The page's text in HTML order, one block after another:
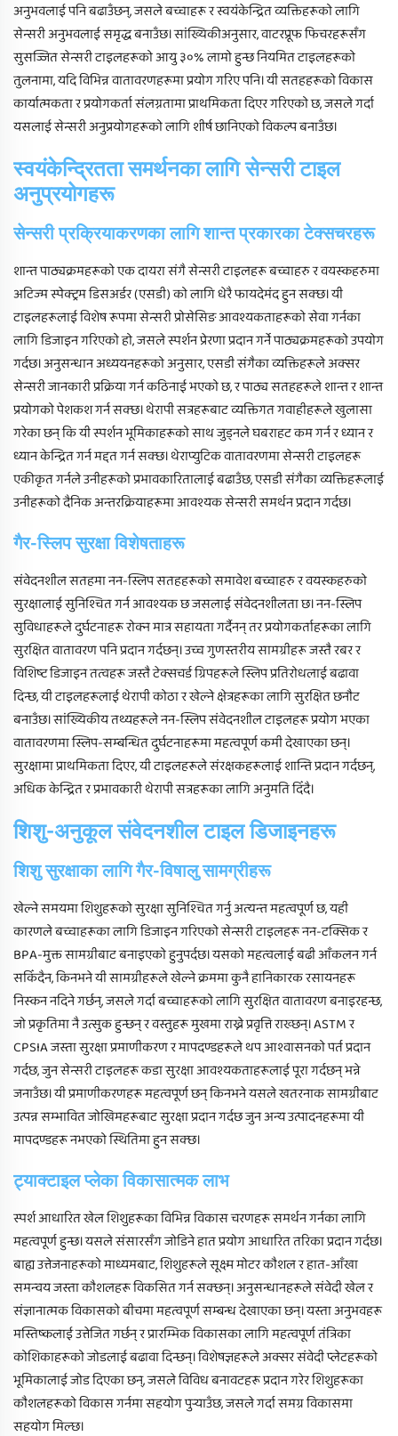
अनुभवलाई पनि बढाउँछन्, जसले बच्चाहरू र स्वयंकेन्द्रित व्यक्तिहरूको लागि
सेन्सरी अनुभवलाई समृद्ध बनाउँछ। सांख्यिकीअनुसार, वाटरप्रूफ फिचरहरूसँग
सुसज्जित सेन्सरी टाइलहरूको आयु ३०% लामो हुन्छ नियमित टाइलहरूको
तुलनामा, यदि विभिन्न वातावरणहरूमा प्रयोग गरिए पनि। यी सतहहरूको विकास
कार्यात्मकता र प्रयोगकर्ता संलग्नतामा प्राथमिकता दिएर गरिएको छ, जसले गर्दा
यसलाई सेन्सरी अनुप्रयोगहरूको लागि शीर्ष छानिएको विकल्प बनाउँछ।
स्वयंकेन्द्रितता समर्थनका लागि सेन्सरी टाइल
अनुप्रयोगहरू
सेन्सरी प्रक्रियाकरणका लागि शान्त प्रकारका टेक्सचरहरू
शान्त पाठ्यक्रमहरूको एक दायरा संगै सेन्सरी टाइलहरू बच्चाहरु र वयस्कहरुमा
अटिज्म स्पेक्ट्रम डिसअर्डर (एसडी) को लागि धेरै फायदेमंद हुन सक्छ। यी
टाइलहरूलाई विशेष रूपमा सेन्सरी प्रोसेसिङ आवश्यकताहरूको सेवा गर्नका
लागि डिजाइन गरिएको हो, जसले स्पर्शन प्रेरणा प्रदान गर्ने पाठ्यक्रमहरूको उपयोग
गर्दछ। अनुसन्धान अध्ययनहरूको अनुसार, एसडी संगैका व्यक्तिहरूले अक्सर
सेन्सरी जानकारी प्रक्रिया गर्न कठिनाई भएको छ, र पाठ्य सतहहरूले शान्त र शान्त
प्रयोगको पेशकश गर्न सक्छ। थेरापी सत्रहरूबाट व्यक्तिगत गवाहीहरूले खुलासा
गरेका छन् कि यी स्पर्शन भूमिकाहरूको साथ जुड्नले घबराहट कम गर्न र ध्यान र
ध्यान केन्द्रित गर्न मद्दत गर्न सक्छ। थेराप्युटिक वातावरणमा सेन्सरी टाइलहरू
एकीकृत गर्नले उनीहरूको प्रभावकारितालाई बढाउँछ, एसडी संगैका व्यक्तिहरूलाई
उनीहरूको दैनिक अन्तरक्रियाहरूमा आवश्यक सेन्सरी समर्थन प्रदान गर्दछ।
गैर-स्लिप सुरक्षा विशेषताहरू
संवेदनशील सतहमा नन-स्लिप सतहहरूको समावेश बच्चाहरु र वयस्कहरुको
सुरक्षालाई सुनिश्चित गर्न आवश्यक छ जसलाई संवेदनशीलता छ। नन-स्लिप
सुविधाहरूले दुर्घटनाहरू रोक्न मात्र सहायता गर्दैनन् तर प्रयोगकर्ताहरूका लागि
सुरक्षित वातावरण पनि प्रदान गर्दछन्। उच्च गुणस्तरीय सामग्रीहरू जस्तै रबर र
विशिष्ट डिजाइन तत्वहरू जस्तै टेक्सचर्ड ग्रिपहरूले स्लिप प्रतिरोधलाई बढावा
दिन्छ, यी टाइलहरूलाई थेरापी कोठा र खेल्ने क्षेत्रहरूका लागि सुरक्षित छनौट
बनाउँछ। सांख्यिकीय तथ्यहरूले नन-स्लिप संवेदनशील टाइलहरू प्रयोग भएका
वातावरणमा स्लिप-सम्बन्धित दुर्घटनाहरूमा महत्वपूर्ण कमी देखाएका छन्।
सुरक्षामा प्राथमिकता दिएर, यी टाइलहरूले संरक्षकहरूलाई शान्ति प्रदान गर्दछन्,
अधिक केन्द्रित र प्रभावकारी थेरापी सत्रहरूका लागि अनुमति दिँदै।
शिशु-अनुकूल संवेदनशील टाइल डिजाइनहरू
शिशु सुरक्षाका लागि गैर-विषालु सामग्रीहरू
खेल्ने समयमा शिशुहरूको सुरक्षा सुनिश्चित गर्नु अत्यन्त महत्वपूर्ण छ, यही
कारणले बच्चाहरूका लागि डिजाइन गरिएको सेन्सरी टाइलहरू नन-टक्सिक र
BPA-मुक्त सामग्रीबाट बनाइएको हुनुपर्दछ। यसको महत्वलाई बढी आँकलन गर्न
सकिँदैन, किनभने यी सामग्रीहरूले खेल्ने क्रममा कुनै हानिकारक रसायनहरू
निस्कन नदिने गर्छन्, जसले गर्दा बच्चाहरूको लागि सुरक्षित वातावरण बनाइरहन्छ,
जो प्रकृतिमा नै उत्सुक हुन्छन् र वस्तुहरू मुखमा राख्ने प्रवृत्ति राख्छन्। ASTM र
CPSIA जस्ता सुरक्षा प्रमाणीकरण र मापदण्डहरूले थप आश्वासनको पर्त प्रदान
गर्दछ, जुन सेन्सरी टाइलहरू कडा सुरक्षा आवश्यकताहरूलाई पूरा गर्दछन् भन्ने
जनाउँछ। यी प्रमाणीकरणहरू महत्वपूर्ण छन् किनभने यसले खतरनाक सामग्रीबाट
उत्पन्न सम्भावित जोखिमहरूबाट सुरक्षा प्रदान गर्दछ जुन अन्य उत्पादनहरूमा यी
मापदण्डहरू नभएको स्थितिमा हुन सक्छ।
ट्याक्टाइल प्लेका विकासात्मक लाभ
स्पर्श आधारित खेल शिशुहरूका विभिन्न विकास चरणहरू समर्थन गर्नका लागि
महत्वपूर्ण हुन्छ। यसले संसारसँग जोडिने हात प्रयोग आधारित तरिका प्रदान गर्दछ।
बाह्य उत्तेजनाहरूको माध्यमबाट, शिशुहरूले सूक्ष्म मोटर कौशल र हात-आँखा
समन्वय जस्ता कौशलहरू विकसित गर्न सक्छन्। अनुसन्धानहरूले संवेदी खेल र
संज्ञानात्मक विकासको बीचमा महत्वपूर्ण सम्बन्ध देखाएका छन्। यस्ता अनुभवहरू
मस्तिष्कलाई उत्तेजित गर्छन् र प्रारम्भिक विकासका लागि महत्वपूर्ण तंत्रिका
कोशिकाहरूको जोडलाई बढावा दिन्छन्। विशेषज्ञहरूले अक्सर संवेदी प्लेटहरूको
भूमिकालाई जोड दिएका छन्, जसले विविध बनावटहरू प्रदान गरेर शिशुहरूका
कौशलहरूको विकास गर्नमा सहयोग पुर्‍याउँछ, जसले गर्दा समग्र विकासमा
सहयोग मिल्छ।